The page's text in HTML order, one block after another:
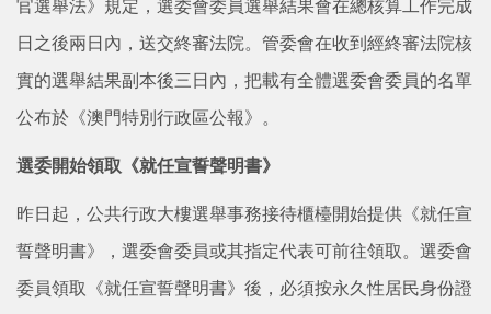
官選舉法》規定，選委會委員選舉結果會在總核算工作完成
日之後兩日內，送交終審法院。管委會在收到經終審法院核
實的選舉結果副本後三日內，把載有全體選委會委員的名單
公布於《澳門特別行政區公報》。
選委開始領取《就任宣誓聲明書》
昨日起，公共行政大樓選舉事務接待櫃檯開始提供《就任宣
誓聲明書》，選委會委員或其指定代表可前往領取。選委會
委員領取《就任宣誓聲明書》後，必須按永久性居民身份證